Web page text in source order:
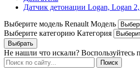
Датчик детонации Logan, Logan
Выберите модель Renault Модель
Выберите категорию Категория
Не нашли что искали? Воспользуйтесь